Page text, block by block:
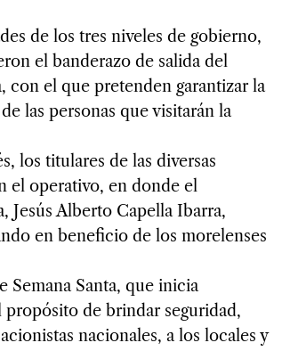
de los tres niveles de gobierno,
el banderazo de salida del
con el que pretenden garantizar la
las personas que visitarán la
los titulares de las diversas
el operativo, en donde el
Jesús Alberto Capella Ibarra,
en beneficio de los morelenses
Semana Santa, que inicia
de brindar seguridad,
nacionales, a los locales y